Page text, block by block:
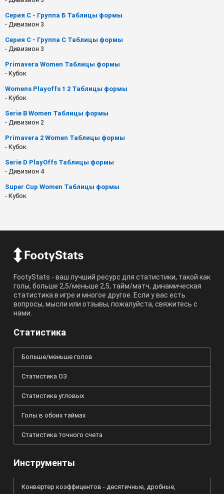
Серия C - Группа Б Таблицы формы
- Дивизион 3
Серия C - Группа C Таблицы формы
- Дивизион 3
Primavera Women Таблицы формы
- Кубок
Womens Playoffs 1 2 Таблицы формы
- Кубок
Serie B Women Таблицы формы
- Дивизион 2
Primavera 2 Women Таблицы формы
- Кубок
Serie D PlayOffs Таблицы формы
- Дивизион 4
Super Cup Women Таблицы формы
- Кубок
FootyStats - ваш лучший ресурс для статистики, такой как
голы, больше 2,5/меньше 2,5, тайм/матч, динамическая
статистика в игре и многое другое. Если у вас есть
вопросы, мысли или отзывы, пожалуйста, свяжитесь с
нами.
Статистика
Больше/меньше голов
Статистика ОЗ
Статистика угловых
Голы в обоих таймах
Статистика точного счета
Инструменты
Конвертер коэффицентов - десятичные, дробные,